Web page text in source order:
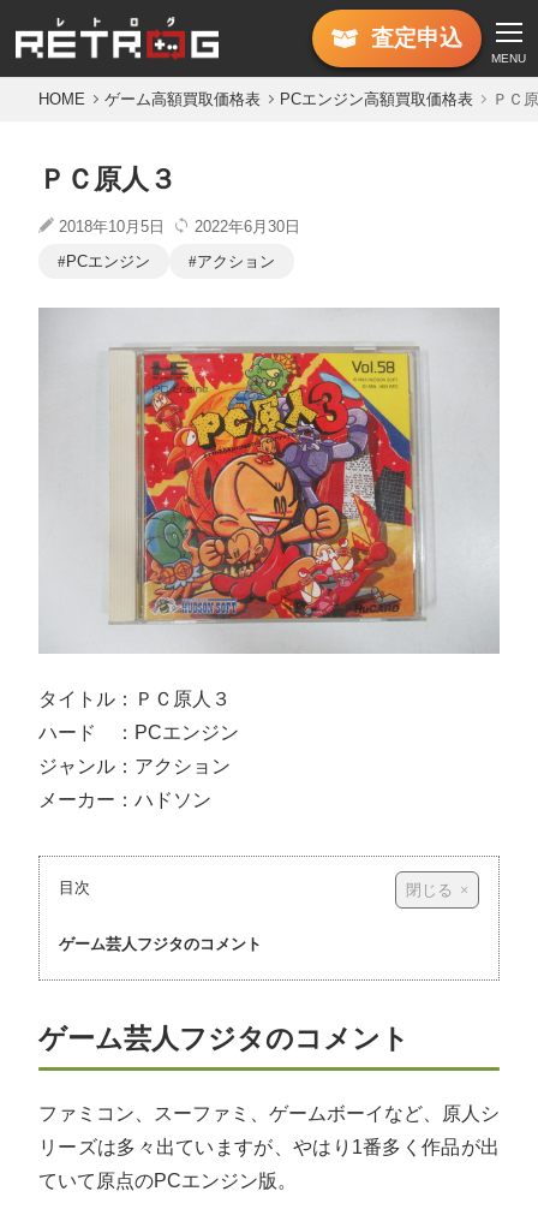
査定申込
MENU
HOME ゲーム高額買取価格表 PCエンジン高額買取価格表 ＰＣ
ＰＣ原人３
2018年10月5日
2022年6月30日
PCエンジン
アクション
タイトル：ＰＣ原人３
ハード ：PCエンジン
ジャンル：アクション
メーカー：ハドソン
目次
ゲーム芸人フジタのコメント
ゲーム芸人フジタのコメント
ファミコン、スーファミ、ゲームボーイなど、原人シ
リーズは多々出ていますが、やはり1番多く作品が出
ていて原点のPCエンジン版。